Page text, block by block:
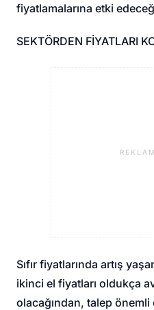
fiyatlamalarına etki
SEKTÖRDEN FİYATLARI
Sıfır fiyatlarında artış
ikinci el fiyatları oldukça
olacağından, talep